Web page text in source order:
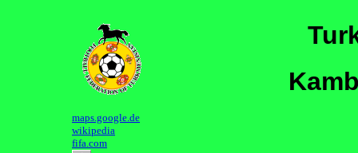
maps.google.de
wikipedia
fifa.com